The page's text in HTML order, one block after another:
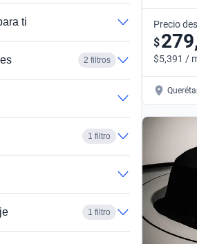
ti
2 filtros
1 filtro
1 filtro
AUTO •
Precio
$
$5,391 /